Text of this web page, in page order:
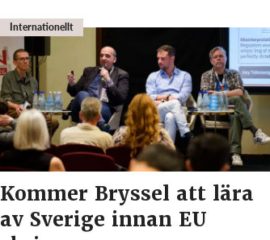
Internationellt
Kommer Bryssel att lära
av Sverige innan EU